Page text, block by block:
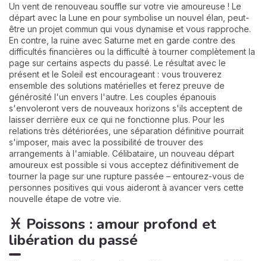
Un vent de renouveau souffle sur votre vie amoureuse ! Le
départ avec la Lune en pour symbolise un nouvel élan, peut-
être un projet commun qui vous dynamise et vous rapproche.
En contre, la ruine avec Saturne met en garde contre des
difficultés financières ou la difficulté à tourner complètement la
page sur certains aspects du passé. Le résultat avec le
présent et le Soleil est encourageant : vous trouverez
ensemble des solutions matérielles et ferez preuve de
générosité l'un envers l'autre. Les couples épanouis
s'envoleront vers de nouveaux horizons s'ils acceptent de
laisser derrière eux ce qui ne fonctionne plus. Pour les
relations très détériorées, une séparation définitive pourrait
s'imposer, mais avec la possibilité de trouver des
arrangements à l'amiable. Célibataire, un nouveau départ
amoureux est possible si vous acceptez définitivement de
tourner la page sur une rupture passée – entourez-vous de
personnes positives qui vous aideront à avancer vers cette
nouvelle étape de votre vie.
♓ Poissons : amour profond et
libération du passé